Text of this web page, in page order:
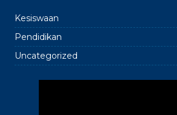
Kesiswaan
Pendidikan
Uncategorized